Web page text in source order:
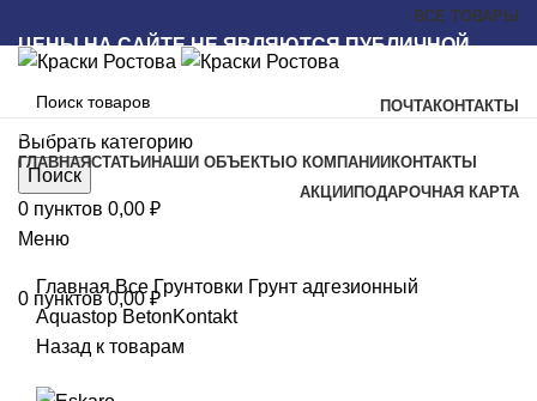
ВСЕ ТОВАРЫ
ЦЕНЫ НА САЙТЕ НЕ ЯВЛЯЮТСЯ ПУБЛИЧНОЙ
ОФЕРТОЙ
ПОЧТАКОНТАКТЫ
Выбрать категорию
Поиск
0 пунктов 0,00 ₽
Меню
0 пунктов 0,00₽
Наш каталог
ГЛАВНАЯСТАТЬИ НАШИ ОБЪЕКТЫ О КОМПАНИИ КОНТАКТЫ
АКЦИИ ПОДАРОЧНАЯ КАРТА
ГлавнаяВсеГрунтовки Грунт адгезионный
Aquastop BetonKontakt
Назад к товарам